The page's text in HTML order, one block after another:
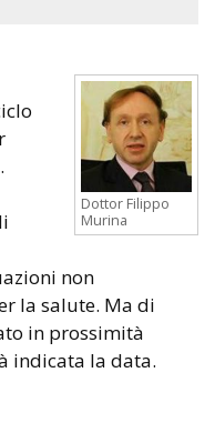
Dottor Filippo
Murina
non
la salute. Ma di
in prossimità
indicata la data.